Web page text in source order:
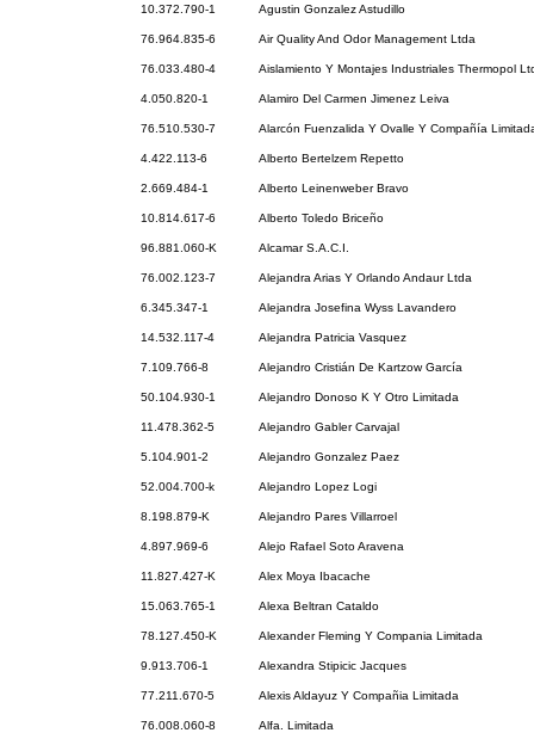
10.372.790-1 Agustin Gonzalez Astudillo
76.964.835-6 Air Quality And Odor Management Ltda
76.033.480-4 Aislamiento Y Montajes Industriales Thermopol
4.050.820-1 Alamiro Del Carmen Jimenez Leiva
76.510.530-7 Alarcón Fuenzalida Y Ovalle Y Compañía
4.422.113-6 Alberto Bertelzem Repetto
2.669.484-1 Alberto Leinenweber Bravo
10.814.617-6 Alberto Toledo Briceño
96.881.060-K Alcamar S.A.C.I.
76.002.123-7 Alejandra Arias Y Orlando Andaur Ltda
6.345.347-1 Alejandra Josefina Wyss Lavandero
14.532.117-4 Alejandra Patricia Vasquez
7.109.766-8 Alejandro Cristián De Kartzow García
50.104.930-1 Alejandro Donoso K Y Otro Limitada
11.478.362-5 Alejandro Gabler Carvajal
5.104.901-2 Alejandro Gonzalez Paez
52.004.700-k Alejandro Lopez Logi
8.198.879-K Alejandro Pares Villarroel
4.897.969-6 Alejo Rafael Soto Aravena
11.827.427-K Alex Moya Ibacache
15.063.765-1 Alexa Beltran Cataldo
78.127.450-K Alexander Fleming Y Compania Limitada
9.913.706-1 Alexandra Stipicic Jacques
77.211.670-5 Alexis Aldayuz Y Compañia Limitada
76.008.060-8 Alfa. Limitada